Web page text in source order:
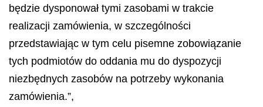
będzie dysponował tymi zasobami w trakcie
realizacji zamówienia, w szczególności
przedstawiając w tym celu pisemne zobowiązanie
tych podmiotów do oddania mu do dyspozycji
niezbędnych zasobów na potrzeby wykonania
zamówienia.”,